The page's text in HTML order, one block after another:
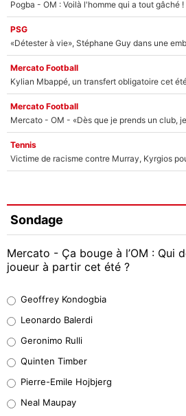
Pogba - OM : Voilà l'homme qui a tout gâché !
PSG
«Détester à vie», Stéphane Guy dans une
Mercato Football
Kylian Mbappé, un transfert obligatoire cet
Mercato Football
Tennis
Sondage
Mercato - Ça bouge à l’OM : Qui
joueur à partir cet été ?
38%
32%
5%
Geoffrey Kondogbia
Leonardo Balerdi
Geronimo Rulli
Quinten Timber
Pierre-Emile Hojbjerg
Neal Maupay